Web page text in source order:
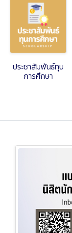
ประชาสัมพันธ์ทุน
การศึกษา